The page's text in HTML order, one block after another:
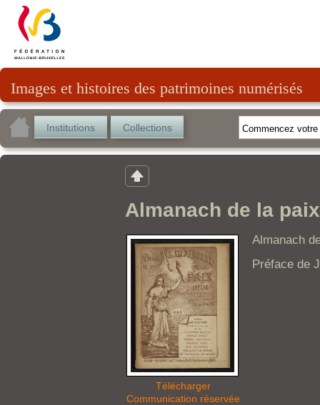
Images et histoires des patrimoines numérisés
Institutions Collections
Almanach de la
Télécharger
Communication réservée
Almanach
Préface de